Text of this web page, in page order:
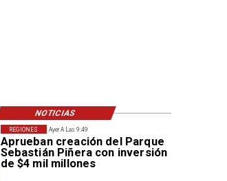
Ayer A Las 9:49
Aprueban creación del Parque
Sebastián Piñera con inversión
de $4 mil millones
REGIONES
NOTICIAS